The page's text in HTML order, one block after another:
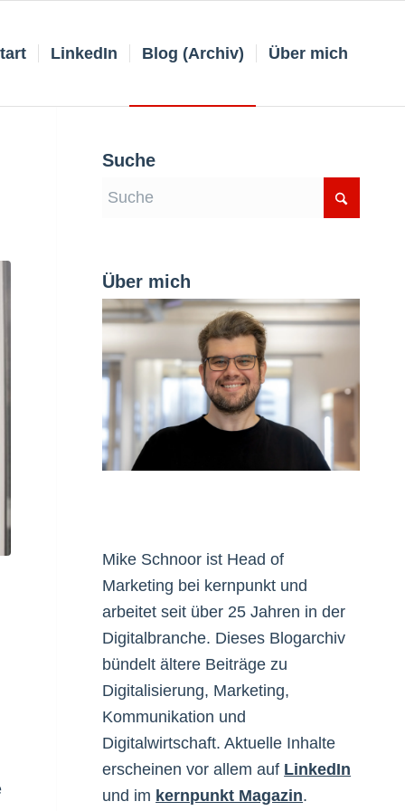
LinkedIn Blog (Archiv) Über mich
Suche
Über mich
Mike Schnoor ist Head of
Marketing bei kernpunkt und
arbeitet seit über 25 Jahren in der
Digitalbranche. Dieses Blogarchiv
bündelt ältere Beiträge zu
Digitalisierung, Marketing,
Kommunikation und
Digitalwirtschaft. Aktuelle Inhalte
erscheinen vor allem auf LinkedIn
und im kernpunkt Magazin.